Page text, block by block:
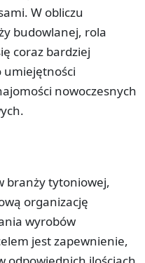
W obliczu
budowlanej, rola
coraz bardziej
umiejętności
nowoczesnych
branży tytoniowej,
organizację
wyrobów
jest zapewnienie,